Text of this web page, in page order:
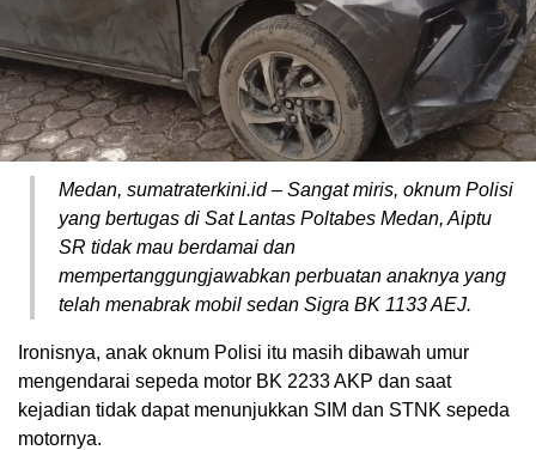
Medan, sumatraterkini.id – Sangat miris, oknum Polisi
yang bertugas di Sat Lantas Poltabes Medan, Aiptu
SR tidak mau berdamai dan
mempertanggungjawabkan perbuatan anaknya yang
telah menabrak mobil sedan Sigra BK 1133 AEJ.
Ironisnya, anak oknum Polisi itu masih dibawah umur
mengendarai sepeda motor BK 2233 AKP dan saat
kejadian tidak dapat menunjukkan SIM dan STNK sepeda
motornya.